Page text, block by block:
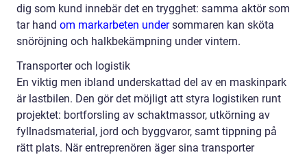
dig som kund innebär det en trygghet: samma aktör som
tar hand om markarbeten undersommaren kan sköta
snöröjning och halkbekämpning under vintern.
Transporter och logistik
En viktig men ibland underskattad del av en maskinpark
är lastbilen. Den gör det möjligt att styra logistiken runt
projektet: bortforsling av schaktmassor, utkörning av
fyllnadsmaterial, jord och byggvaror, samt tippning på
rätt plats. När entreprenören äger sina transporter